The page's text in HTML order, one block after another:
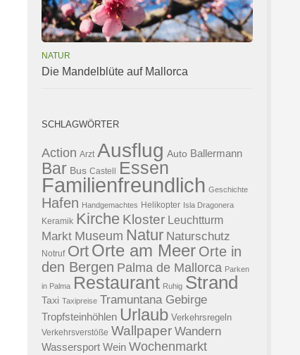
NATUR
Die Mandelblüte auf Mallorca
SCHLAGWÖRTER
Action Arzt Ausflug Auto Ballermann
Bar Bus Castell Essen
Familienfreundlich Geschichte
Hafen Handgemachtes Helikopter Isla Dragonera
Keramik Kirche Kloster Leuchtturm
Markt Museum Natur Naturschutz
Notruf Ort Orte am Meer Orte in
den Bergen Palma de Mallorca Parken
in Palma Restaurant Ruhig Strand
Taxi Taxipreise Tramuntana Gebirge
Tropfsteinhöhlen Urlaub Verkehrsregeln
Verkehrsverstöße Wallpaper Wandern
Wassersport Wein Wochenmarkt